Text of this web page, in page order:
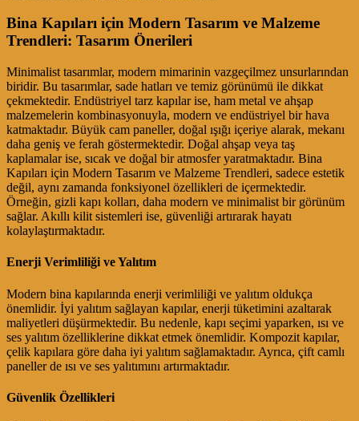
Bina Kapıları için Modern Tasarım ve Malzeme
Trendleri: Tasarım Önerileri
Minimalist tasarımlar, modern mimarinin vazgeçilmez unsurlarından
biridir. Bu tasarımlar, sade hatları ve temiz görünümü ile dikkat
çekmektedir. Endüstriyel tarz kapılar ise, ham metal ve ahşap
malzemelerin kombinasyonuyla, modern ve endüstriyel bir hava
katmaktadır. Büyük cam paneller, doğal ışığı içeriye alarak, mekanı
daha geniş ve ferah göstermektedir. Doğal ahşap veya taş
kaplamalar ise, sıcak ve doğal bir atmosfer yaratmaktadır. Bina
Kapıları için Modern Tasarım ve Malzeme Trendleri, sadece estetik
değil, aynı zamanda fonksiyonel özellikleri de içermektedir.
Örneğin, gizli kapı kolları, daha modern ve minimalist bir görünüm
sağlar. Akıllı kilit sistemleri ise, güvenliği artırarak hayatı
kolaylaştırmaktadır.
Enerji Verimliliği ve Yalıtım
Modern bina kapılarında enerji verimliliği ve yalıtım oldukça
önemlidir. İyi yalıtım sağlayan kapılar, enerji tüketimini azaltarak
maliyetleri düşürmektedir. Bu nedenle, kapı seçimi yaparken, ısı ve
ses yalıtım özelliklerine dikkat etmek önemlidir. Kompozit kapılar,
çelik kapılara göre daha iyi yalıtım sağlamaktadır. Ayrıca, çift camlı
paneller de ısı ve ses yalıtımını artırmaktadır.
Güvenlik Özellikleri